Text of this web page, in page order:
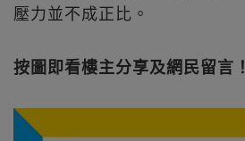
壓力並不成正比。
按圖即看樓主分享及網民留言！